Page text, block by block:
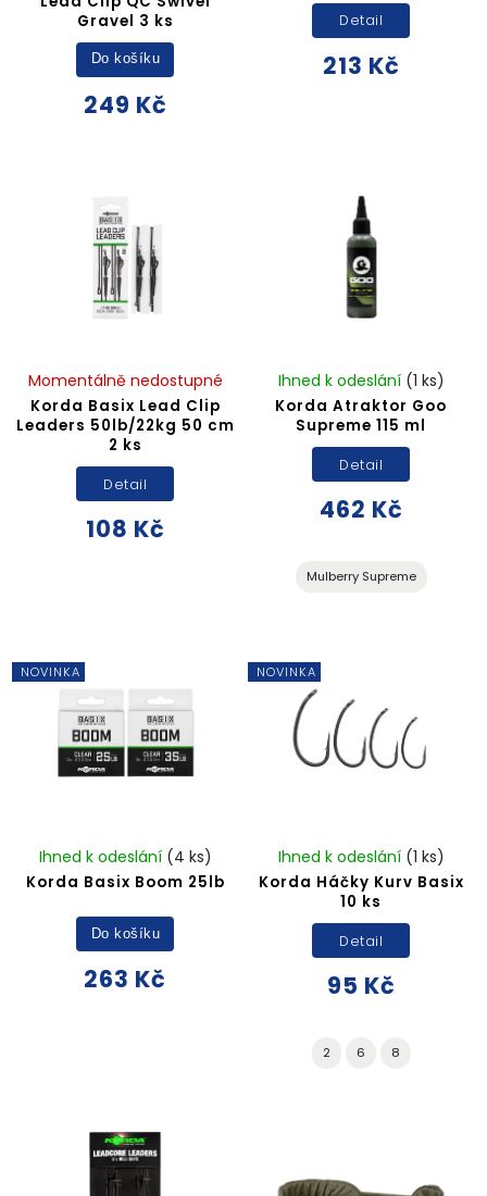
Gravel 3 ks
249 Kč
Do košíku 213 Kč
Detail
Korda Basix Lead Clip
Leaders 50lb/22kg 50 cm
2 ks
Momentálně nedostupné
108 Kč
Detail
Korda Atraktor Goo
Supreme 115 ml
Ihned k odeslání (1 ks)
462 Kč
Detail
Mulberry Supreme
NOVINKA
Korda Basix Boom 25lb
Ihned k odeslání (4 ks)
263 Kč
Do košíku
NOVINKA
Korda Háčky Kurv Basix
10 ks
Ihned k odeslání (1 ks)
95 Kč
Detail
2 6 8